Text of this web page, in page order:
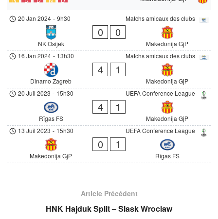
Matchs amicaux des clubs
20 Jan 2024 - 9h30
NK Osijek
0 0
Makedonija GjP
Matchs amicaux des clubs
16 Jan 2024 - 13h30
Dinamo Zagreb
4 1
Makedonija GjP
UEFA Conference League
20 Juil 2023 - 15h30
Rīgas FS
4 1
Makedonija GjP
UEFA Conference League
13 Juil 2023 - 15h30
Makedonija GjP
0 1
Rīgas FS
Article Précédent
HNK Hajduk Split – Slask Wroclaw